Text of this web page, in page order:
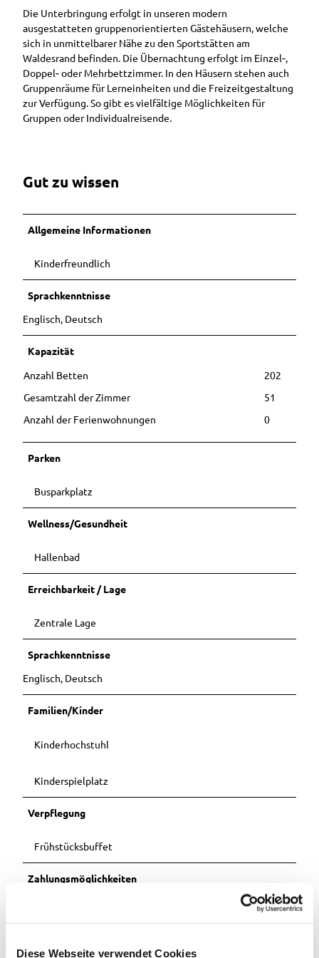
Diese Webseite verwendet Cookies
Ausflugstipps
in der
weiteren
Umgebung
ionen
Entdec
kerpfad
Wester
stede
Ostfrieslandrun
dfahrt
Stadtführung
mit Mutter
Gerken
Stadtführung im
Sitzen
Sonnenunterga
Unterkunft
buchen
Ihr Urlaub in
Westerstede
Barrierefreier
Urlaub in
r
u
m
A
u
ß
e
n
i
c
Die Unterbringung erfolgt in unseren modern
ausgestatteten gruppenorientierten Gästehäusern, welche
sich in unmittelbarer Nähe zu den Sportstätten am
Waldesrand befinden. Die Übernachtung erfolgt im Einzel‐,
Doppel‐ oder Mehrbettzimmer. In den Häusern stehen auch
Gruppenräume für Lerneinheiten und die Freizeitgestaltung
zur Verfügung. So gibt es vielfältige Möglichkeiten für
Gruppen oder Individualreisende.
Gut zu wissen
Allgemeine Informationen
Kinderfreundlich
Sprachkenntnisse
Englisch, Deutsch
Kapazität
Anzahl Betten
202
Gesamtzahl der Zimmer
51
Anzahl der Ferienwohnungen
0
Parken
Busparkplatz
Wellness/Gesundheit
Hallenbad
Erreichbarkeit / Lage
Zentrale Lage
Sprachkenntnisse
Englisch, Deutsch
Familien/Kinder
Kinderhochstuhl
Kinderspielplatz
Verpflegung
Frühstücksbuffet
Zahlungsmöglichkeiten